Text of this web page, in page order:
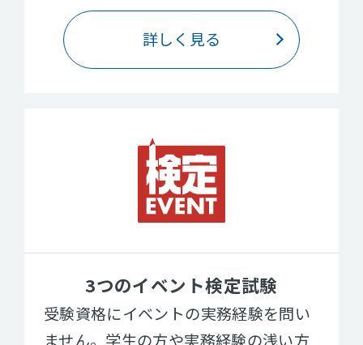
詳しく見る
3つのイベント検定試験
受験資格にイベントの実務経験を問い
ません。学生の方や実務経験の浅い方